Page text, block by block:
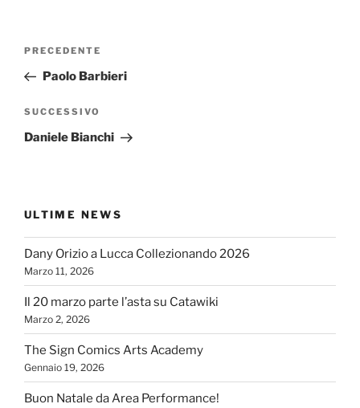
Navigazione
Articolo
precedente:
PRECEDENTE
Paolo Barbieri
Articolo
successivo
SUCCESSIVO
Daniele Bianchi
ULTIME NEWS
Dany Orizio a Lucca Collezionando 2026
Marzo 11, 2026
Il 20 marzo parte l’asta su Catawiki
Marzo 2, 2026
The Sign Comics Arts Academy
Gennaio 19, 2026
Buon Natale da Area Performance!